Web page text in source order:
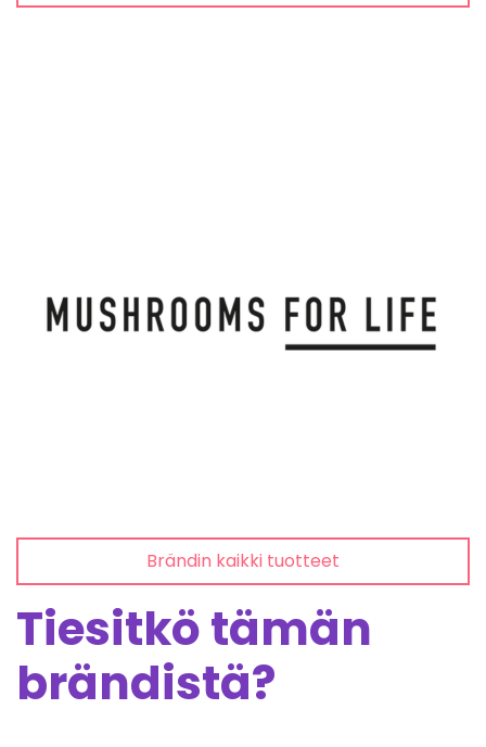
Brändin kaikki tuotteet
Tiesitkö tämän
brändistä?